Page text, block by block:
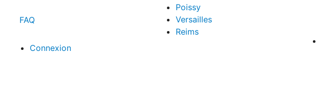
FAQ
Connexion
Poissy
Versailles
Reims